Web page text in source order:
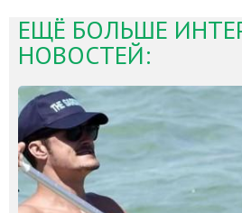
ЕЩЁ БОЛЬШЕ
НОВОСТЕЙ: